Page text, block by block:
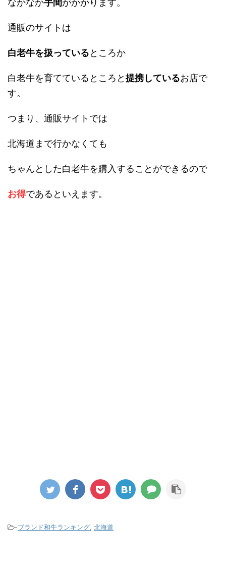
なかなか手間がかかります。
通販のサイトは
白老牛を扱っているところか
白老牛を育てているところと提携しているお店で
す。
つまり、通販サイトでは
北海道まで行かなくても
ちゃんとした白老牛を購入することができるので
お得であるといえます。
-ブランド和牛ランキング, 北海道